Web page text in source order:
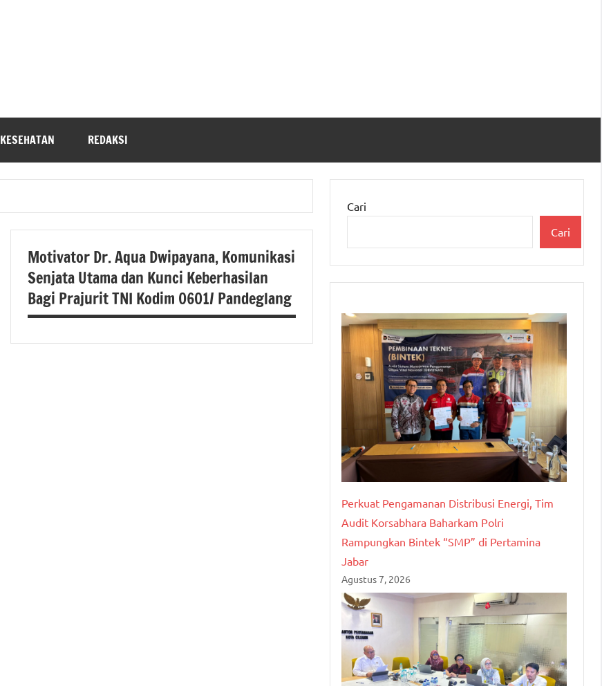
KESEHATAN REDAKSI
Motivator Dr. Aqua Dwipayana, Komunikasi
Senjata Utama dan Kunci Keberhasilan
Bagi Prajurit TNI Kodim 0601/ Pandeglang
Cari
Cari
Perkuat Pengamanan Distribusi Energi, Tim
Audit Korsabhara Baharkam Polri
Rampungkan Bintek “SMP” di Pertamina
Jabar
Agustus 7, 2026